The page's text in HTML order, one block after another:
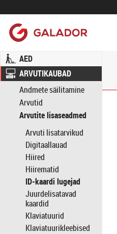
AED
ARVUTIKAUBAD
Andmete säilitamine
Arvutid
Arvutite lisaseadmed
Arvuti lisatarvikud
Digitaallauad
Hiired
Hiirematid
ID-kaardi lugejad
Juurdelisatavad
kaardid
Klaviatuurid
Klaviatuurikleebised